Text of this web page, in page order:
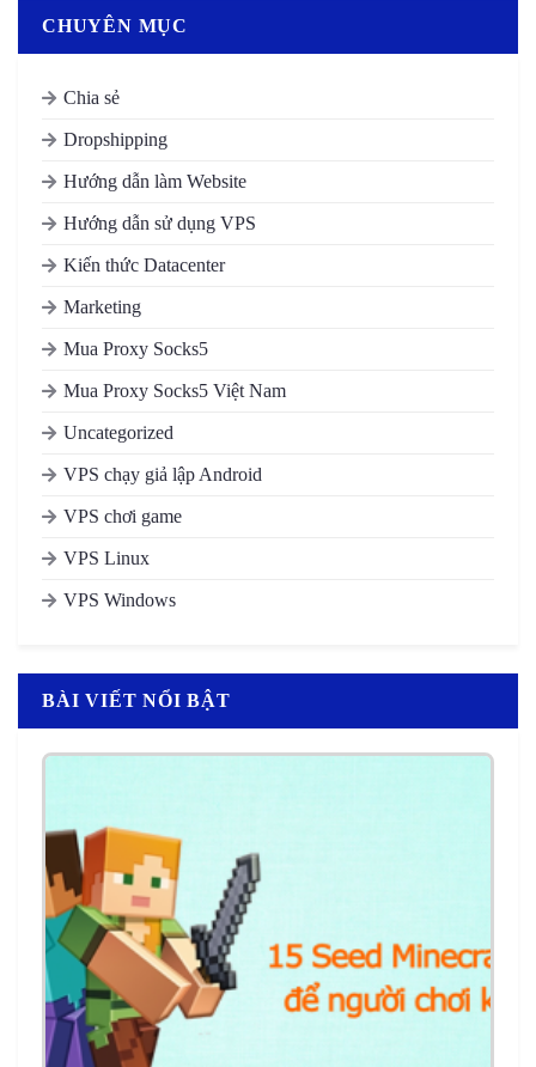
CHUYÊN MỤC
Chia sẻ
Dropshipping
Hướng dẫn làm Website
Hướng dẫn sử dụng VPS
Kiến thức Datacenter
Marketing
Mua Proxy Socks5
Mua Proxy Socks5 Việt Nam
Uncategorized
VPS chạy giả lập Android
VPS chơi game
VPS Linux
VPS Windows
BÀI VIẾT NỔI BẬT